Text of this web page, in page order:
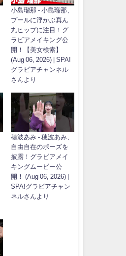
小島瑠那 - 小島瑠那、
プールに浮かぶ真ん
丸ヒップに注目！グ
ラビアメイキング公
開！【美女検索】
(Aug 06, 2026) | SPA!
グラビアチャンネル
さんより
穂波あみ - 穂波あみ、
自由自在のポーズを
披露！グラビアメイ
キングムービー公
開！ (Aug 06, 2026) |
SPA!グラビアチャン
ネルさんより